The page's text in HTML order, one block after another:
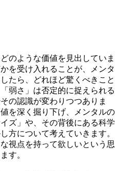
のような価値を見出していま
を受け入れることが、メンタ
たら、どれほど驚くべきこと
弱さ」は否定的に捉えられる
の認識が変わりつつありま
を深く掘り下げ、メンタルの
ズ」や、その背後にある科学
方について考えていきます。
視点を持って欲しいという思
す。